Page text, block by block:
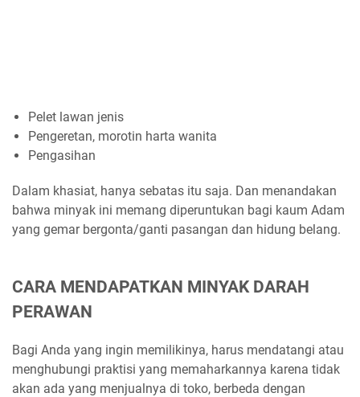
Pelet lawan jenis
Pengeretan, morotin harta wanita
Pengasihan
Dalam khasiat, hanya sebatas itu saja. Dan menandakan
bahwa minyak ini memang diperuntukan bagi kaum Adam
yang gemar bergonta/ganti pasangan dan hidung belang.
CARA MENDAPATKAN MINYAK DARAH
PERAWAN
Bagi Anda yang ingin memilikinya, harus mendatangi atau
menghubungi praktisi yang memaharkannya karena tidak
akan ada yang menjualnya di toko, berbeda dengan